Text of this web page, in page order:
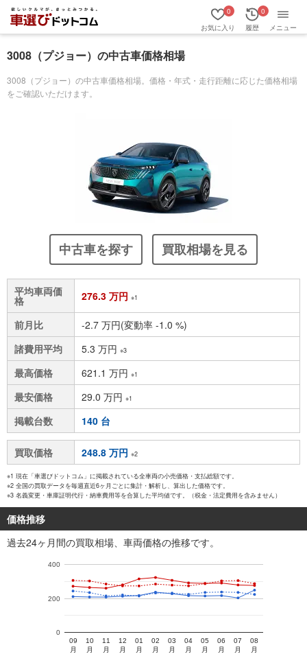
お気に入り
0
履歴
0
メニュー
3008（プジョー）の中古車価格相場
3008（プジョー）の中古車価格相場。価格・年式・走行距離に応じた価格相場
をご確認いただけます。
中古車を探す 買取相場を見る
平均車両価
格 276.3 万円 ※1
前月比
-2.7 万円(変動率 -1.0 %)
諸費用平均
5.3 万円 ※3
最高価格 621.1 万円 ※1
最安価格 29.0 万円 ※1
掲載台数 140 台
買取価格 248.8 万円 ※2
※1 現在「車選びドットコム」に掲載されている全車両の小売価格・支払総額です。
※2 全国の買取データを毎週直近6ヶ月ごとに集計・解析し、算出した価格です。
※3 名義変更・車庫証明代行・納車費用等を合算した平均値です。（税金・法定費用を含みません）
価格推移
過去24ヶ月間の買取相場、車両価格の推移です。
09
月
10
月
11
月
12
月
01
月
02
月
03
月
04
月
05
月
06
月
07
月
08
月
0
200
400